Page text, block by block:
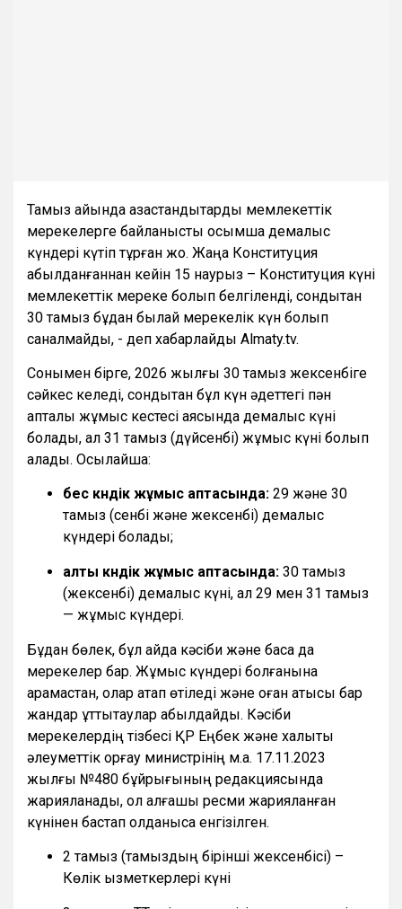
Тамыз айында қазақстандықтарды мемлекеттік
мерекелерге байланысты қосымша демалыс
күндері күтіп тұрған жоқ. Жаңа Конституция
қабылданғаннан кейін 15 наурыз – Конституция күні
мемлекеттік мереке болып белгіленді, сондықтан
30 тамыз бұдан былай мерекелік күн болып
саналмайды, - деп хабарлайды Almaty.tv.
Сонымен бірге, 2026 жылғы 30 тамыз жексенбіге
сәйкес келеді, сондықтан бұл күн әдеттегі пән
апталық жұмыс кестесі аясында демалыс күні
болады, ал 31 тамыз (дүйсенбі) жұмыс күні болып
қалады. Осылайша:
бес күндік жұмыс аптасында: 29 және 30
тамыз (сенбі және жексенбі) демалыс
күндері болады;
алты күндік жұмыс аптасында: 30 тамыз
(жексенбі) демалыс күні, ал 29 мен 31 тамыз
— жұмыс күндері.
Бұдан бөлек, бұл айда кәсіби және басқа да
мерекелер бар. Жұмыс күндері болғанына
қарамастан, олар атап өтіледі және оған қатысы бар
жандар құттықтаулар қабылдайды. Кәсіби
мерекелердің тізбесі ҚР Еңбек және халықты
әлеуметтік қорғау министрінің м.а. 17.11.2023
жылғы №480 бұйрығының редакциясында
жарияланады, ол алғашқы ресми жарияланған
күнінен бастап қолданысқа енгізілген.
2 тамыз (тамыздың бірінші жексенбісі) –
Көлік қызметкерлері күні